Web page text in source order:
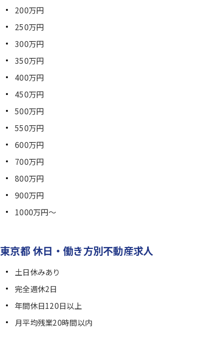
200万円
250万円
300万円
350万円
400万円
450万円
500万円
550万円
600万円
700万円
800万円
900万円
1000万円～
東京都 休日・働き方別不動産求人
土日休みあり
完全週休2日
年間休日120日以上
月平均残業20時間以内